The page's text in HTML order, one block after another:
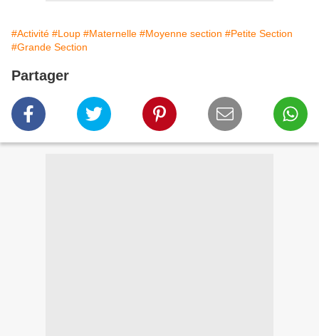
#Activité #Loup #Maternelle #Moyenne section #Petite Section
#Grande Section
Partager